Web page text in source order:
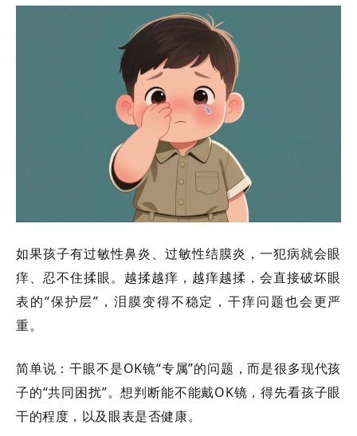
如果孩子有过敏性鼻炎、过敏性结膜炎，一犯病就会眼
痒、忍不住揉眼。越揉越痒，越痒越揉，会直接破坏眼
表的“保护层”，泪膜变得不稳定，干痒问题也会更严
重。
简单说：干眼不是OK镜“专属”的问题，而是很多现代孩
子的“共同困扰”。想判断能不能戴OK镜，得先看孩子眼
干的程度，以及眼表是否健康。